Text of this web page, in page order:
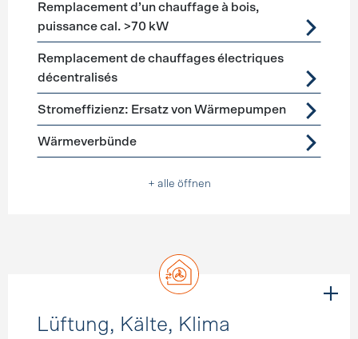
Remplacement d’un chauffage à bois,
puissance cal. >70 kW
Remplacement de chauffages électriques
décentralisés
Stromeffizienz: Ersatz von Wärmepumpen
Wärmeverbünde
+ alle öffnen
Lüftung, Kälte, Klima